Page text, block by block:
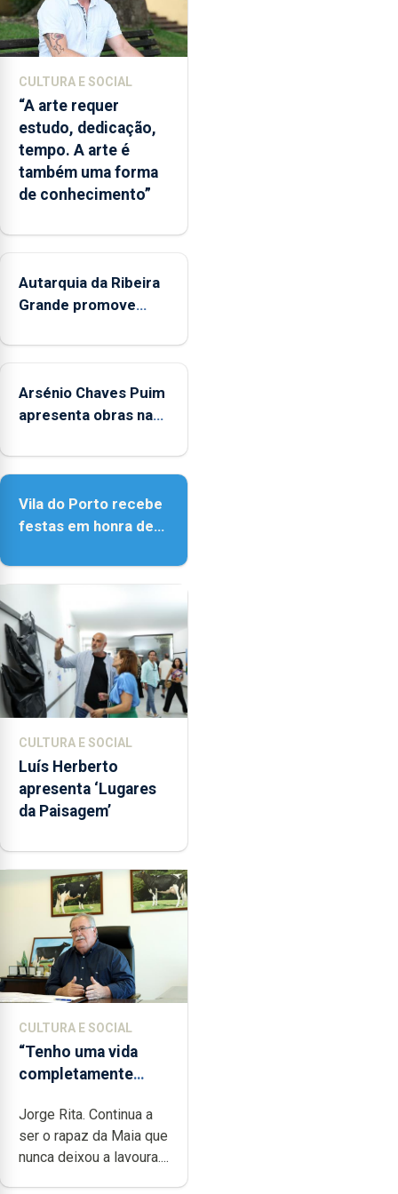
álcool
à
noite,
o
objetivo
de
diminuir
consumos
excessivos
comportamentos
risco.
Pedro
elogia
modelo
introduzido
Madeira.
CULTURA E SOCIAL
“A arte requer
estudo, dedicação,
tempo. A arte é
também uma forma
de conhecimento”
Autarquia da Ribeira
Grande promove
Verão"
Arsénio Chaves Puim
apresenta obras na
Porto
Vila do Porto recebe
festas em honra de
Assunção
CULTURA E SOCIAL
Luís Herberto
apresenta ‘Lugares
da Paisagem’
CULTURA E SOCIAL
“Tenho uma vida
completamente
dedicação, gosto e
muita paixão”
Jorge Rita. Continua a
ser o rapaz da Maia que
nunca deixou a lavoura....